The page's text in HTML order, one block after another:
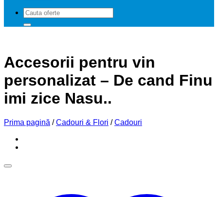
Caută
după:
Accesorii pentru vin
personalizat – De cand Finu
imi zice Nasu..
Prima pagină / Cadouri & Flori / Cadouri